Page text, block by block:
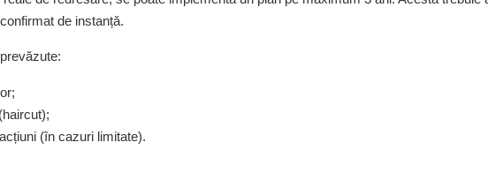
de instanță.
(în cazuri limitate).